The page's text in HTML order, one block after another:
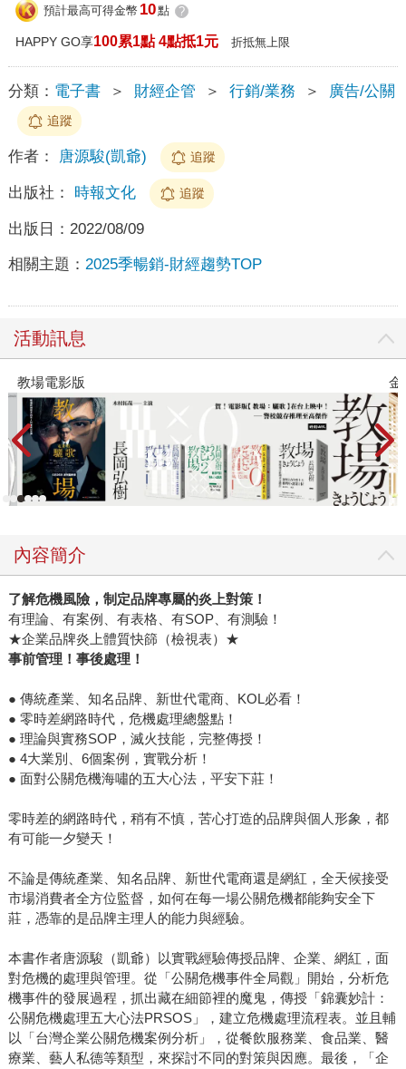
預計最高可得金幣 10點 ?
HAPPY GO享100累1點 4點抵1元 折抵無上限
分類： 電子書 ＞ 財經企管 ＞ 行銷/業務 ＞ 廣告/公關
追蹤
作者： 唐源駿(凱爺) 追蹤
出版社： 時報文化 追蹤
出版日： 2022/08/09
相關主題： 2025季暢銷-財經趨勢TOP
活動訊息
影版 金石堂
內容簡介
了解危機風險，制定品牌專屬的炎上對策！
有理論、有案例、有表格、有SOP、有測驗！
★企業品牌炎上體質快篩（檢視表）★
事前管理！事後處理！
● 傳統產業、知名品牌、新世代電商、KOL必看！
● 零時差網路時代，危機處理總盤點！
● 理論與實務SOP，滅火技能，完整傳授！
● 4大業別、6個案例，實戰分析！
● 面對公關危機海嘯的五大心法，平安下莊！
零時差的網路時代，稍有不慎，苦心打造的品牌與個人形象，都
有可能一夕變天！
不論是傳統產業、知名品牌、新世代電商還是網紅，全天候接受
市場消費者全方位監督，如何在每一場公關危機都能夠安全下
莊，憑靠的是品牌主理人的能力與經驗。
本書作者唐源駿（凱爺）以實戰經驗傳授品牌、企業、網紅，面
對危機的處理與管理。從「公關危機事件全局觀」開始，分析危
機事件的發展過程，抓出藏在細節裡的魔鬼，傳授「錦囊妙計：
公關危機處理五大心法PRSOS」，建立危機處理流程表。並且輔
以「台灣企業公關危機案例分析」，從餐飲服務業、食品業、醫
療業、藝人私德等類型，來探討不同的對策與因應。最後，「企